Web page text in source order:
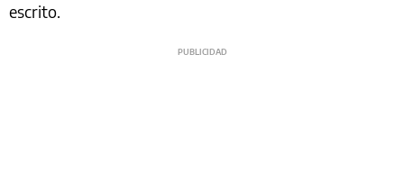
escrito.